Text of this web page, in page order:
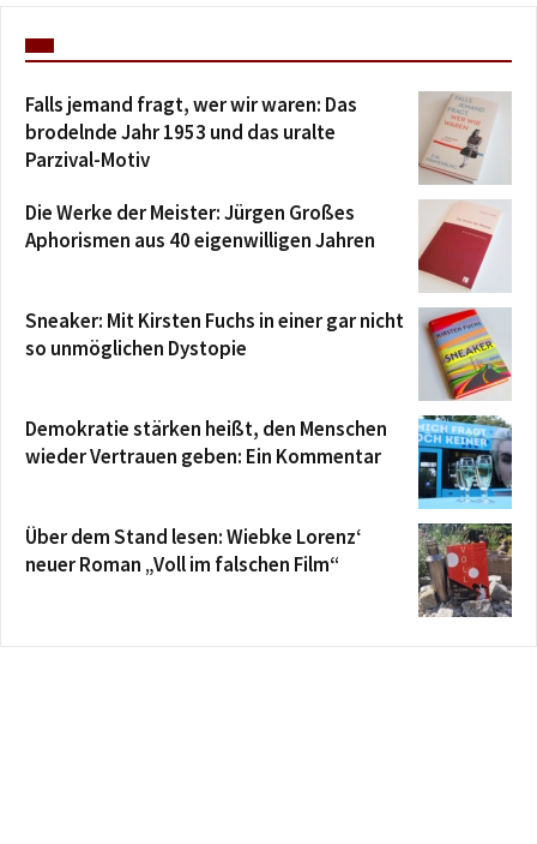
Falls jemand fragt, wer wir waren: Das
brodelnde Jahr 1953 und das uralte
Parzival-Motiv
Die Werke der Meister: Jürgen Großes
Aphorismen aus 40 eigenwilligen Jahren
Sneaker: Mit Kirsten Fuchs in einer gar nicht
so unmöglichen Dystopie
Demokratie stärken heißt, den Menschen
wieder Vertrauen geben: Ein Kommentar
Über dem Stand lesen: Wiebke Lorenz‘
neuer Roman „Voll im falschen Film“